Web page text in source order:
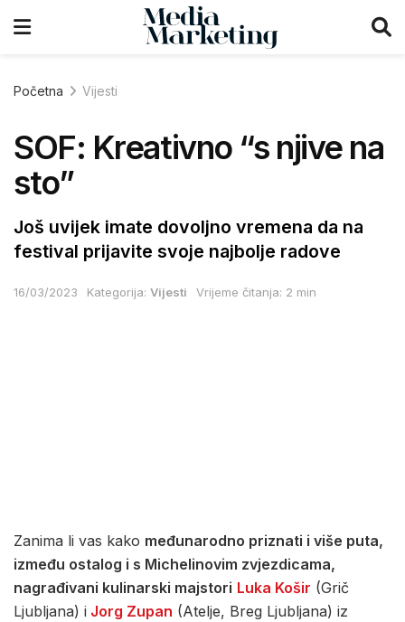
Početna Vijesti
SOF: Kreativno “s njive na
sto”
Još uvijek imate dovoljno vremena da na
festival prijavite svoje najbolje radove
16/03/2023 Kategorija: Vijesti Vrijeme čitanja: 2 min
Zanima li vas kako međunarodno priznati i više puta,
između ostalog i s Michelinovim zvjezdicama,
nagrađivani kulinarski majstori Luka Košir (Grič
Ljubljana) i Jorg Zupan (Atelje, Breg Ljubljana) iz